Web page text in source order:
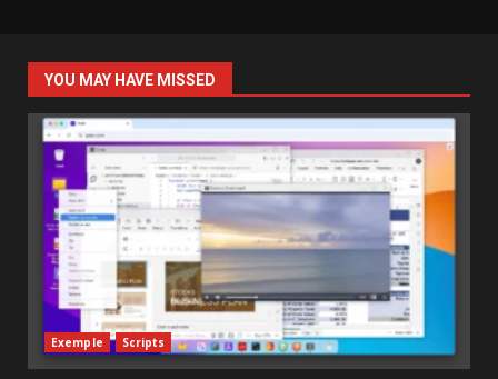
YOU MAY HAVE MISSED
Exemple Scripts